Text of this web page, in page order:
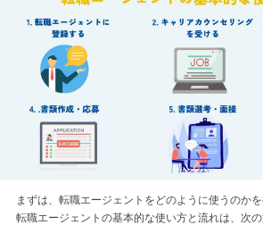
まずは、転職エージェントをどのように使うのかを
転職エージェントの基本的な使い方と流れは、次の